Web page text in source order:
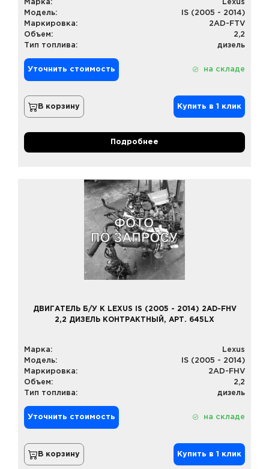
Марка:
Lexus
Модель:
IS (2005 - 2014)
Маркировка:
2AD-FTV
Объем:
2,2
Тип топлива:
дизель
Уточнить стоимость на складе
В корзину Купить в 1 клик
Подробнее
ДВИГАТЕЛЬ Б/У К LEXUS IS (2005 - 2014) 2AD-FHV
2,2 ДИЗЕЛЬ КОНТРАКТНЫЙ, АРТ. 645LX
Марка:
Lexus
Модель:
IS (2005 - 2014)
Маркировка:
2AD-FHV
Объем:
2,2
Тип топлива:
дизель
Уточнить стоимость на складе
В корзину Купить в 1 клик